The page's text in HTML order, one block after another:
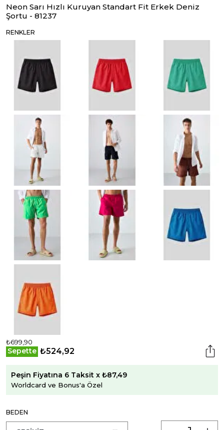
Neon Sarı Hızlı Kuruyan Standart Fit Erkek Deniz
Şortu - 81237
RENKLER
₺699,90
Sepette ₺524,92
Peşin Fiyatına 6 Taksit x ₺87,49
Worldcard ve Bonus'a Özel
BEDEN